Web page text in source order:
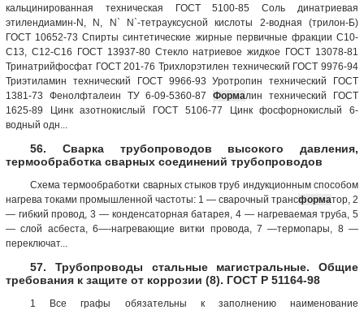
кальцинированная техническая ГОСТ 5100-85 Соль динатриевая
этилендиамин-N, N, N` N`-тетрауксусной кислоты 2-водная (трилон-Б)
ГОСТ 10652-73 Спирты синтетические жирные первичные фракции C10-
С13, C12-C16 ГОСТ 13937-80 Стекло натриевое жидкое ГОСТ 13078-81
Тринатрийфосфат ГОСТ 201-76 Трихлорэтилен технический ГОСТ 9976-94
Триэтиламин технический ГОСТ 9966-93 Уротропин технический ГОСТ
1381-73 Фенолфталеин ТУ 6-09-5360-87Формалин технический ГОСТ
1625-89 Цинк азотнокислый ГОСТ 5106-77 Цинк фосфорнокислый 6-
водный одн...
56. Сварка трубопроводов высокого давления,
термообработка сварных соединений трубопроводов
Схема термообработки сварных стыков труб индукционным способом
нагрева токами промышленной частоты: 1 — сварочный трансформатор, 2
— гибкий провод, 3 — конденсаторная батарея, 4 — нагреваемая труба, 5
— слой асбеста, 6—-нагревающие витки провода, 7 —термопары, 8 —
переключат...
57. Трубопроводы стальные магистральные. Общие
требования к защите от коррозии (8). ГОСТ Р 51164-98
1 Все графы обязательны к заполнению наименование